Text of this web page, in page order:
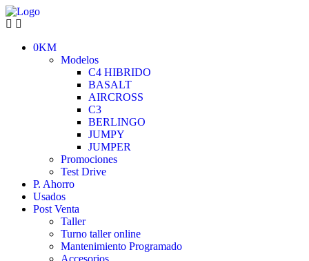
0KM
Modelos
C4 HIBRIDO
BASALT
AIRCROSS
C3
BERLINGO
JUMPY
JUMPER
Promociones
Test Drive
P. Ahorro
Usados
Post Venta
Taller
Turno taller online
Mantenimiento Programado
Accesorios